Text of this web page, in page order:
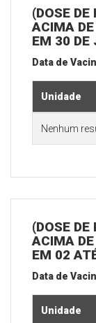
(DOSE
ACIMA
EM 30 DE
Data de
Unidade
Nenhum
(DOSE
ACIMA
EM 02
Data de
Unidade